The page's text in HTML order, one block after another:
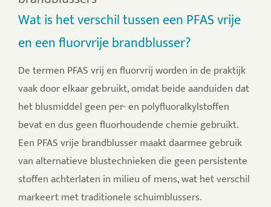
Wat is het verschil tussen een PFAS vrije
en een fluorvrije brandblusser?
De termen PFAS vrij en fluorvrij worden in de praktijk
vaak door elkaar gebruikt, omdat beide aanduiden dat
het blusmiddel geen per- en polyfluoralkylstoffen
bevat en dus geen fluorhoudende chemie gebruikt.
Een PFAS vrije brandblusser maakt daarmee gebruik
van alternatieve blustechnieken die geen persistente
stoffen achterlaten in milieu of mens, wat het verschil
markeert met traditionele schuimblussers.